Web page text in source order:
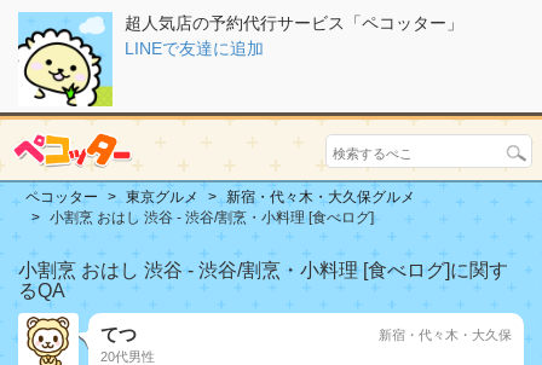
超人気店の予約代行サービス「ペコッター」
LINEで友達に追加
ペコッター 東京グルメ
新宿・代々木・大久保グルメ
小割烹 おはし 渋谷 - 渋谷/割烹・小料理 [食べログ]
小割烹 おはし 渋谷 - 渋谷/割烹・小料理 [食べログ]に関す
るQA
てつ
20代男性
新宿・代々木・大久保